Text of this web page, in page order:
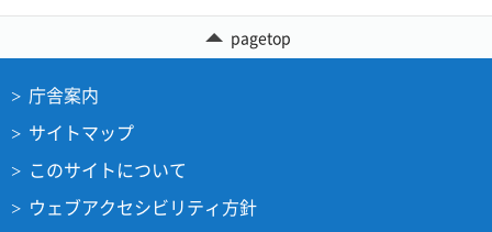
pagetop
庁舎案内
サイトマップ
このサイトについて
ウェブアクセシビリティ方針